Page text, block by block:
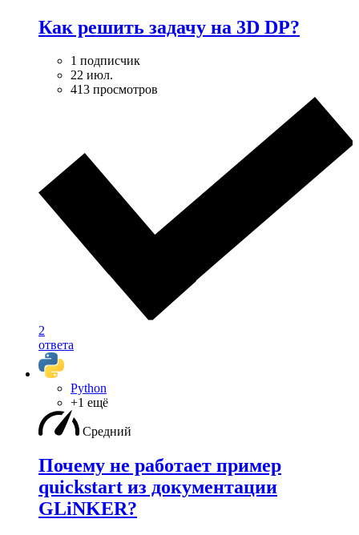
Как решить задачу на 3D DP?
1 подписчик
22 июл.
413 просмотров
2
ответа
Python
+1 ещё
Средний
Почему не работает пример
quickstart из документации
GLiNKER?